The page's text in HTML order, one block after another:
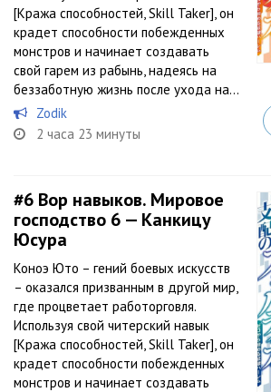
[Кража способностей, Skill Taker], он
крадет способности побежденных
монстров и начинает создавать
свой гарем из рабынь, надеясь на
беззаботную жизнь после ухода на...
Zodik
2 часа 23 минуты
#6 Вор навыков. Мировое
господство 6 — Канкицу
Юсура
Коноэ Юто – гений боевых искусств
– оказался призванным в другой мир,
где процветает работорговля.
Используя свой читерский навык
[Кража способностей, Skill Taker], он
крадет способности побежденных
монстров и начинает создавать